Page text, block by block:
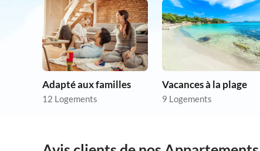
Adapté aux familles
12 Logements
Vacances à la plage
9 Logements